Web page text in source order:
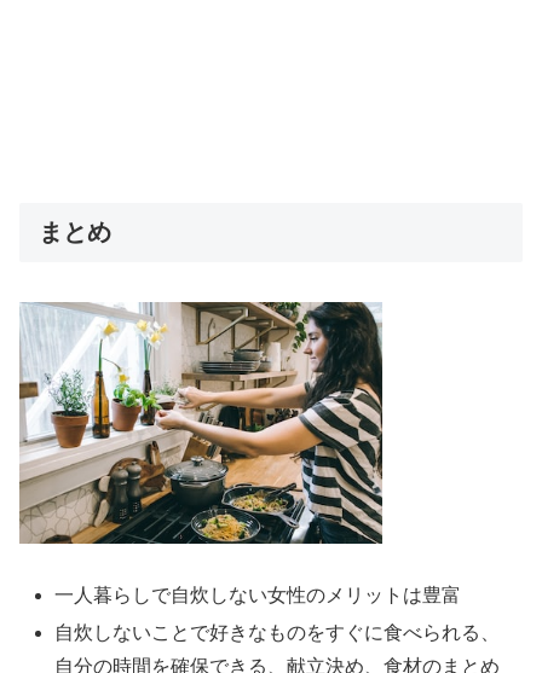
まとめ
一人暮らしで自炊しない女性のメリットは豊富
自炊しないことで好きなものをすぐに食べられる、
自分の時間を確保できる、献立決め、食材のまとめ